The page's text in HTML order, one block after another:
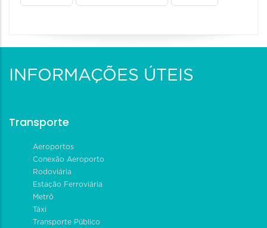
INFORMAÇÕES ÚTEIS
Transporte
Aeroportos
Conexão Aeroporto
Rodoviária
Estação Ferroviária
Metrô
Táxi
Transporte Público